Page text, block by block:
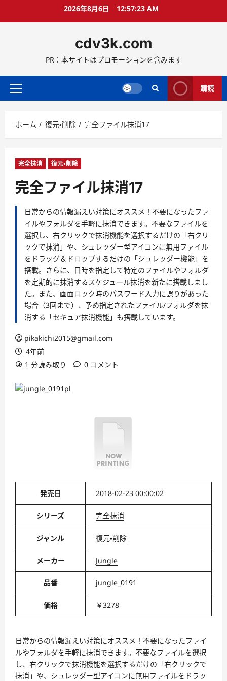
ス
ッ
2026年8月6日 12:57:24 AM
cdv3k.com
PR：本サイトはプロモーションを含みます
メ
メ
ニ
ー
購読
ホーム 復元・削除 完全ファイル抹消17
完全抹消 復元・削除
完全ファイル抹消17
日常からの情報漏えい対策にオススメ！不要になったファ
イルやフォルダを手軽に抹消できます。不要なファイルを
選択し、右クリックで抹消機能を選択するだけの「右クリ
ックで抹消」や、シュレッダー型アイコンに無用ファイル
をドラッグ＆ドロップするだけの「シュレッダー機能」を
搭載。さらに、日時を指定して特定のファイルやフォルダ
を定期的に抹消するスケジュール抹消を新たに搭載しまし
た。また、画面ロック時のパスワード入力に誤りがあった
場合（3回まで）、予め指定されたファイル/フォルダを抹
消する「セキュア抹消機能」も搭載しています。
pikakichi2015@gmail.com
4年前
1 分読み取り
0 コメント
発売日 2018-02-23 00:00:02
シリーズ 完全抹消
ジャンル 復元・削除
メーカー Jungle
品番 jungle_0191
価格 ￥3278
日常からの情報漏えい対策にオススメ！不要になったファイ
ルやフォルダを手軽に抹消できます。不要なファイルを選択
し、右クリックで抹消機能を選択するだけの「右クリックで
抹消」や、シュレッダー型アイコンに無用ファイルをドラッ